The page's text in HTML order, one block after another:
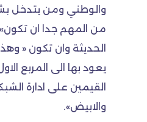
والوطني ومن يتدخل
من المهم جدا ان
الحديثة وان تكون «
يعود بها الى المربع
القيمين على ادارة
والابيض».